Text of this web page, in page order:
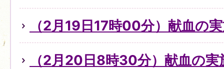
（2月19日17時00分）献血の
（2月20日8時30分）献血の